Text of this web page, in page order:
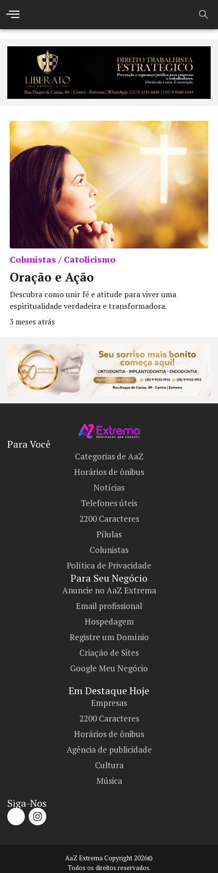
Colunistas / Catolicismo
Oração e Ação
Descubra como unir fé e atitude para viver uma
espiritualidade verdadeira e transformadora.
3 meses atrás
Para Você
Categorias de AaZ
Horários de ônibus
Notícias
Telefones úteis
2200 Caracteres
Pílulas
Colunistas
Política de Privacidade
Para Seu Negócio​
Anuncie no AaZ Extrema
Email profissional
Hospedagem
Registre um Domínio
Criação de Sites
Google Meu Negócio
Em Destaque Hoje
Empresas
2200 Caracteres
Horários de ônibus
Agência de publicidade
Cultura
Música
Siga-Nos
AaZ Extrema Copyright 2026©
Todos os direitos reservados.